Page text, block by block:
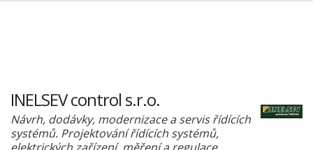
INELSEV control s.r.o.
Návrh, dodávky, modernizace a servis řídících
systémů. Projektování řídících systémů,